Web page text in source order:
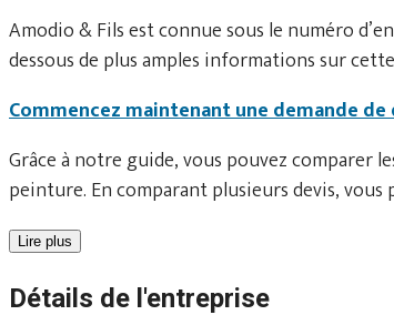
Amodio & Fils est connue sous le numéro
dessous de plus amples informations sur
Commencez maintenant une demande de
Grâce à notre guide, vous pouvez
peinture. En comparant plusieurs devis,
Lire plus
Détails de l'entreprise